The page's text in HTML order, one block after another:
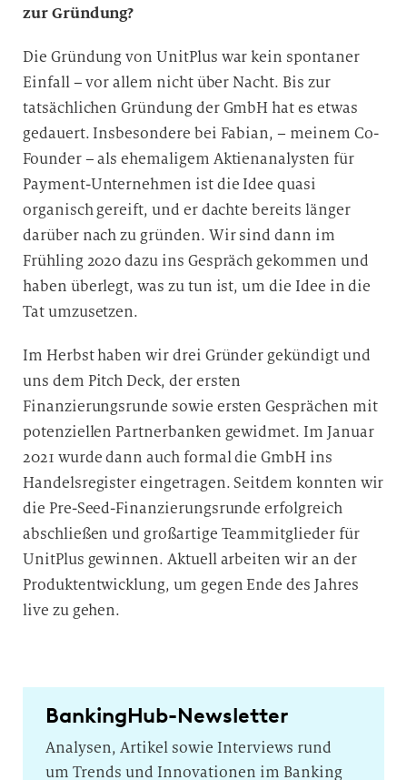
zur Gründung?
Die Gründung von UnitPlus war kein spontaner
Einfall – vor allem nicht über Nacht. Bis zur
tatsächlichen Gründung der GmbH hat es etwas
gedauert. Insbesondere bei Fabian, – meinem Co-
Founder – als ehemaligem Aktienanalysten für
Payment-Unternehmen ist die Idee quasi
organisch gereift, und er dachte bereits länger
darüber nach zu gründen. Wir sind dann im
Frühling 2020 dazu ins Gespräch gekommen und
haben überlegt, was zu tun ist, um die Idee in die
Tat umzusetzen.
Im Herbst haben wir drei Gründer gekündigt und
uns dem Pitch Deck, der ersten
Finanzierungsrunde sowie ersten Gesprächen mit
potenziellen Partnerbanken gewidmet. Im Januar
2021 wurde dann auch formal die GmbH ins
Handelsregister eingetragen. Seitdem konnten wir
die Pre-Seed-Finanzierungsrunde erfolgreich
abschließen und großartige Teammitglieder für
UnitPlus gewinnen. Aktuell arbeiten wir an der
Produktentwicklung, um gegen Ende des Jahres
live zu gehen.
BankingHub-Newsletter
Analysen, Artikel sowie Interviews rund
um Trends und Innovationen im Banking